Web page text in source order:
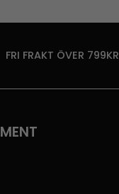
FRI FRAKT ÖVER 799KR